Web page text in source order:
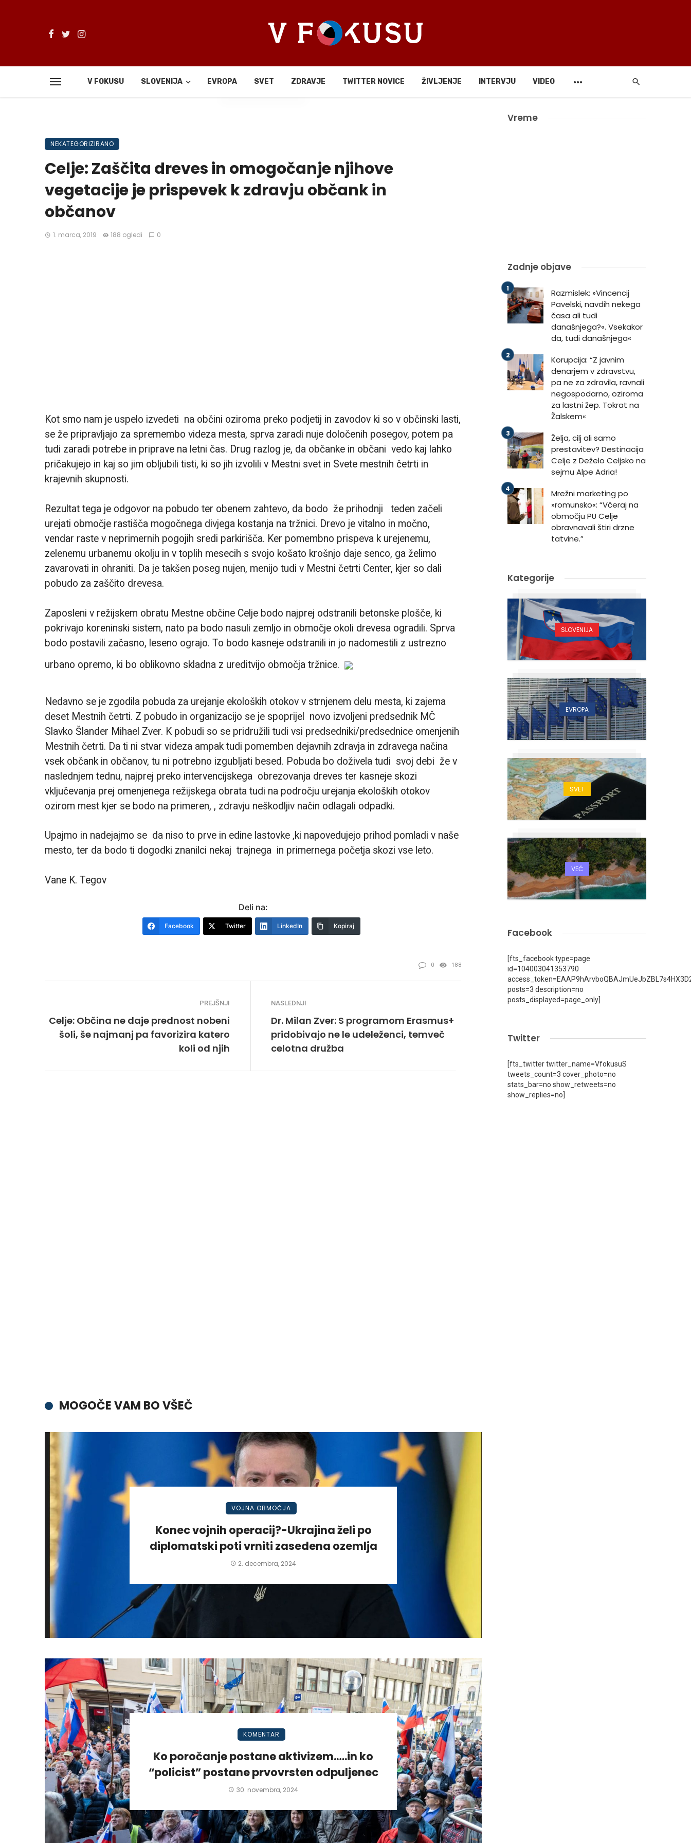
V FOKUSU SLOVENIJA EVROPA SVET ZDRAVJE TWITTER NOVICE ŽIVLJENJE INTERVJU VIDEO
Deli
NEKATEGORIZIRANO
Celje: Zaščita dreves in omogočanje njihove
vegetacije je prispevek k zdravju občank in
občanov
1. marca, 2019 188 ogledi 0
Kot smo nam je uspelo izvedeti na občini oziroma preko podjetij in zavodov ki so v občinski lasti,
se že pripravljajo za spremembo videza mesta, sprva zaradi nuje določenih posegov, potem pa
tudi zaradi potrebe in priprave na letni čas. Drug razlog je, da občanke in občani vedo kaj lahko
pričakujejo in kaj so jim obljubili tisti, ki so jih izvolili v Mestni svet in Svete mestnih četrti in
krajevnih skupnosti.
Rezultat tega je odgovor na pobudo ter obenem zahtevo, da bodo že prihodnji teden začeli
urejati območje rastišča mogočnega divjega kostanja na tržnici. Drevo je vitalno in močno,
vendar raste v neprimernih pogojih sredi parkirišča. Ker pomembno prispeva k urejenemu,
zelenemu urbanemu okolju in v toplih mesecih s svojo košato krošnjo daje senco, ga želimo
zavarovati in ohraniti. Da je takšen poseg nujen, menijo tudi v Mestni četrti Center, kjer so dali
pobudo za zaščito drevesa.
Zaposleni v režijskem obratu Mestne občine Celje bodo najprej odstranili betonske plošče, ki
pokrivajo koreninski sistem, nato pa bodo nasuli zemljo in območje okoli drevesa ogradili. Sprva
bodo postavili začasno, leseno ograjo. To bodo kasneje odstranili in jo nadomestili z ustrezno
urbano opremo, ki bo oblikovno skladna z ureditvijo območja tržnice.
Nedavno se je zgodila pobuda za urejanje ekoloških otokov v strnjenem delu mesta, ki zajema
deset Mestnih četrti. Z pobudo in organizacijo se je spoprijel novo izvoljeni predsednik MČ
Slavko Šlander Mihael Zver. K pobudi so se pridružili tudi vsi predsedniki/predsednice omenjenih
Mestnih četrti. Da ti ni stvar videza ampak tudi pomemben dejavnih zdravja in zdravega načina
vsek občank in občanov, tu ni potrebno izgubljati besed. Pobuda bo doživela tudi svoj debi že v
naslednjem tednu, najprej preko intervencijskega obrezovanja dreves ter kasneje skozi
vključevanja prej omenjenega režijskega obrata tudi na področju urejanja ekoloških otokov
ozirom mest kjer se bodo na primeren, , zdravju neškodljiv način odlagali odpadki.
Upajmo in nadejajmo se da niso to prve in edine lastovke ,ki napovedujejo prihod pomladi v naše
mesto, ter da bodo ti dogodki znanilci nekaj trajnega in primernega početja skozi vse leto.
Vane K. Tegov
Deli na:
Facebook Twitter LinkedIn Kopiraj
0 188
PREJŠNJI
Celje: Občina ne daje prednost nobeni
šoli, še najmanj pa favorizira katero
koli od njih
NASLEDNJI
Dr. Milan Zver: S programom Erasmus+
pridobivajo ne le udeleženci, temveč
celotna družba
MOGOČE VAM BO VŠEČ
VOJNA OBMOČJA
Konec vojnih operacij?-Ukrajina želi po
diplomatski poti vrniti zasedena ozemlja
2. decembra, 2024
KOMENTAR
Ko poročanje postane aktivizem.….in ko
“policist” postane prvovrsten odpuljenec
30. novembra, 2024
Vreme
Zadnje objave
Razmislek: »Vincencij
Pavelski, navdih nekega
časa ali tudi
današnjega?«. Vsekakor
da, tudi današnjega«
Korupcija: “Z javnim
denarjem v zdravstvu,
pa ne za zdravila, ravnali
negospodarno, oziroma
za lastni žep. Tokrat na
Žalskem«
Želja, cilj ali samo
prestavitev? Destinacija
Celje z Deželo Celjsko na
sejmu Alpe Adria!
Mrežni marketing po
»romunsko«: “Včeraj na
območju PU Celje
obravnavali štiri drzne
tatvine.”
Kategorije
SLOVENIJA
EVROPA
SVET
VEČ
Facebook
[fts_facebook type=page
id=104003041353790
posts=3 description=no
posts_displayed=page_only]
Twitter
[fts_twitter twitter_name=VfokusuS
tweets_count=3 cover_photo=no
stats_bar=no show_retweets=no
show_replies=no]